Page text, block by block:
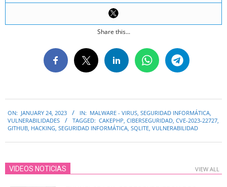
Share this...
01-
24
ON: JANUARY 24, 2023 IN: MALWARE - VIRUS, SEGURIDAD INFORMÁTICA,
VULNERABILIDADES
TAGGED: CAKEPHP, CIBERSEGURIDAD, CVE-2023-22727,
GITHUB, HACKING, SEGURIDAD INFORMÁTICA, SQLITE, VULNERABILIDAD
VIDEOS NOTICIAS VIEW ALL